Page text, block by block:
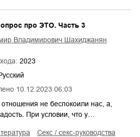
10.12.2023 06:03
про ЭТО. Часть 3
Владимирович Шахиджанян
2023
не беспокоили нас, а,
При условии, что у…
секс / секс-руководства